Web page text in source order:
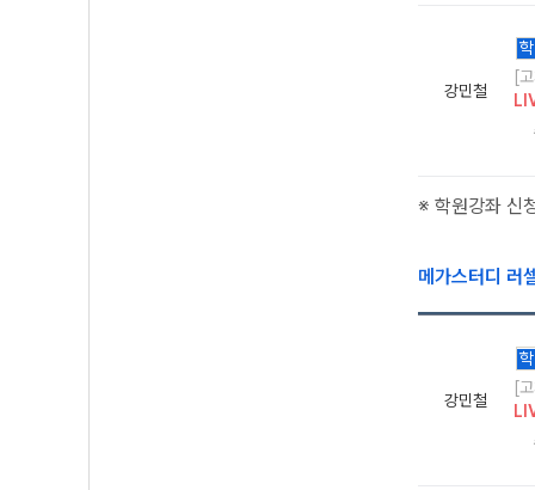
강민철
학
[
※ 학원강좌 신
메가스터디 러
강민철
학
[